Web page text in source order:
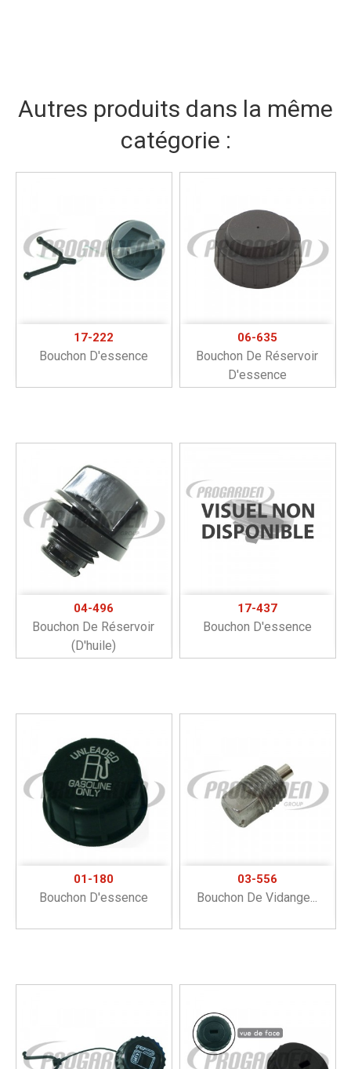
Autres produits dans la même
catégorie :
17-222
Bouchon D'essence
06-635
Bouchon De Réservoir
D'essence
04-496
Bouchon De Réservoir
(d'huile)
17-437
Bouchon D'essence
01-180
Bouchon D'essence
03-556
Bouchon De Vidange...